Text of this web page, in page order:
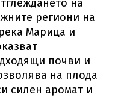
на
региони на
Марица и
почви и
на плода
силен аромат и